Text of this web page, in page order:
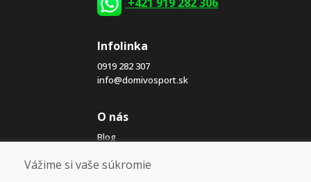
Infolinka
0919 282 307
info@domivosport.sk
O nás
Blog
Predajňa
Vážime si vaše súkromie